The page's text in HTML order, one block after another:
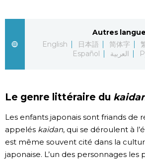
Autres
English
日本語 简体字
Español
العربية
Le genre littéraire du
Les enfants japonais sont friands de
appelés kaidan, qui se déroulent à
est même souvent cité dans la
japonaise. L’un des personnages les